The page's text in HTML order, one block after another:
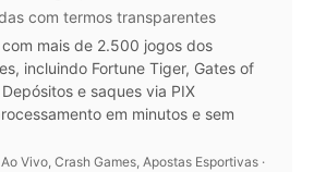
com termos transparentes
mais de 2.500 jogos dos
incluindo Fortune Tiger, Gates of
e saques via PIX
em minutos e sem
Vivo, Crash Games, Apostas Esportivas ·